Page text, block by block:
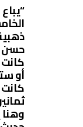
حسن
أو